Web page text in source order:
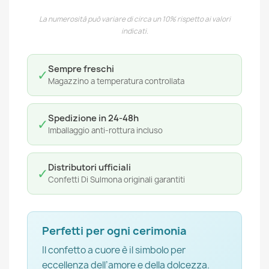
La numerosità può variare di circa un 10% rispetto ai valori
indicati.
✓Sempre freschi
Magazzino a temperatura controllata
✓Spedizione in 24-48h
Imballaggio anti-rottura incluso
✓ Distributori ufficiali
Confetti Di Sulmona originali garantiti
Perfetti per ogni cerimonia
Il confetto a cuore è il simbolo per
eccellenza dell’amore e della dolcezza.